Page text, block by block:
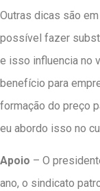
Outras dicas são
possível fazer
e isso influencia no
benefício para
formação do preço
eu abordo isso no
Apoio – O
ano, o sindicato